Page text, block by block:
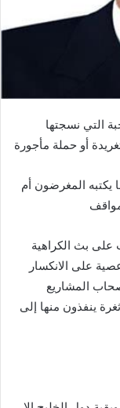
التي نسجتها
أو حملة مأجورة
يكتبه المغرضون أم
بث الكراهية
على الانكسار
المشاريع
ينفذون منها إلى